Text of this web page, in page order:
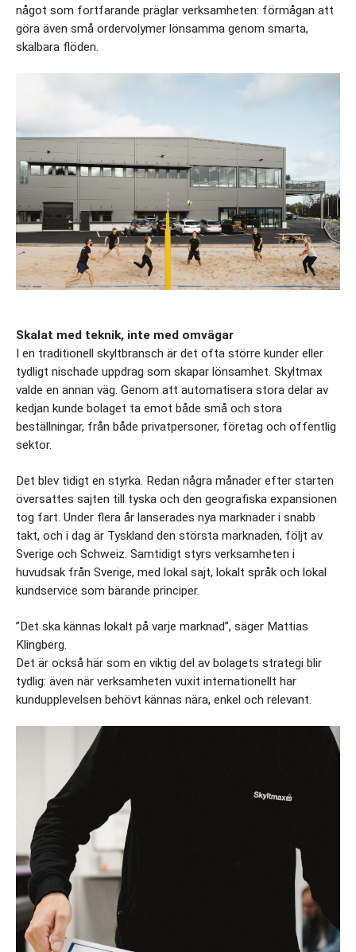
något som fortfarande präglar verksamheten: förmågan att
göra även små ordervolymer lönsamma genom smarta,
skalbara flöden.
Skalat med teknik, inte med omvägar
I en traditionell skyltbransch är det ofta större kunder eller
tydligt nischade uppdrag som skapar lönsamhet. Skyltmax
valde en annan väg. Genom att automatisera stora delar av
kedjan kunde bolaget ta emot både små och stora
beställningar, från både privatpersoner, företag och offentlig
sektor.
Det blev tidigt en styrka. Redan några månader efter starten
översattes sajten till tyska och den geografiska expansionen
tog fart. Under flera år lanserades nya marknader i snabb
takt, och i dag är Tyskland den största marknaden, följt av
Sverige och Schweiz. Samtidigt styrs verksamheten i
huvudsak från Sverige, med lokal sajt, lokalt språk och lokal
kundservice som bärande principer.
”Det ska kännas lokalt på varje marknad”, säger Mattias
Klingberg.
Det är också här som en viktig del av bolagets strategi blir
tydlig: även när verksamheten vuxit internationellt har
kundupplevelsen behövt kännas nära, enkel och relevant.